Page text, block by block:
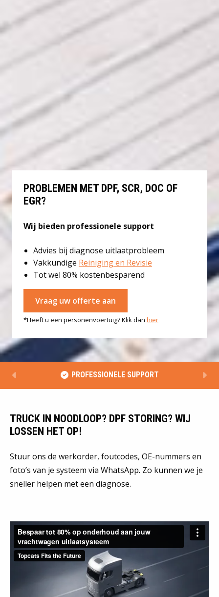
PROBLEMEN MET DPF, SCR, DOC OF
EGR?
Wij bieden professionele support
Advies bij diagnose uitlaatprobleem
Vakkundige Reiniging en Revisie
Tot wel 80% kostenbesparend
Vraag uw offerte aan
*Heeft u een personenvoertuig? Klik dan hier
PROFESSIONELE SUPPORT
TRUCK IN NOODLOOP? DPF STORING? WIJ
LOSSEN HET OP!
Stuur ons de werkorder, foutcodes, OE-nummers en
foto’s van je systeem via WhatsApp. Zo kunnen we je
sneller helpen met een diagnose.